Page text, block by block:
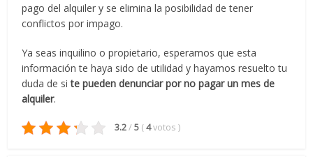
pago del alquiler y se elimina la posibilidad de tener
conflictos por impago.
Ya seas inquilino o propietario, esperamos que esta
información te haya sido de utilidad y hayamos resuelto tu
duda de site pueden denunciar por no pagar un mes de
alquiler.
3.2/ 5 (4votos )